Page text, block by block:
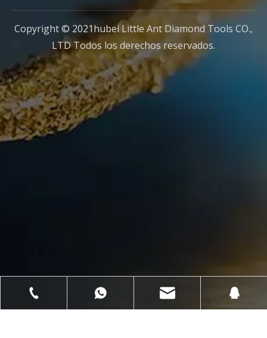
Copyright © 2021hubei Little Ant Diamond Tools CO.,
LTD Todos los derechos reservados.